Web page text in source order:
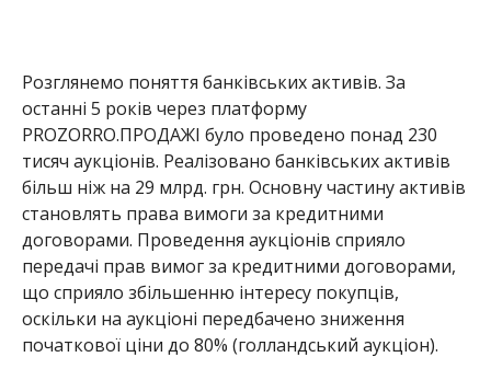
Розглянемо поняття банківських активів. За
останні 5 років через платформу
PROZORRO.ПРОДАЖІ було проведено понад 230
тисяч аукціонів. Реалізовано банківських активів
більш ніж на 29 млрд. грн. Основну частину активів
становлять права вимоги за кредитними
договорами. Проведення аукціонів сприяло
передачі прав вимог за кредитними договорами,
що сприяло збільшенню інтересу покупців,
оскільки на аукціоні передбачено зниження
початкової ціни до 80% (голландський аукціон).